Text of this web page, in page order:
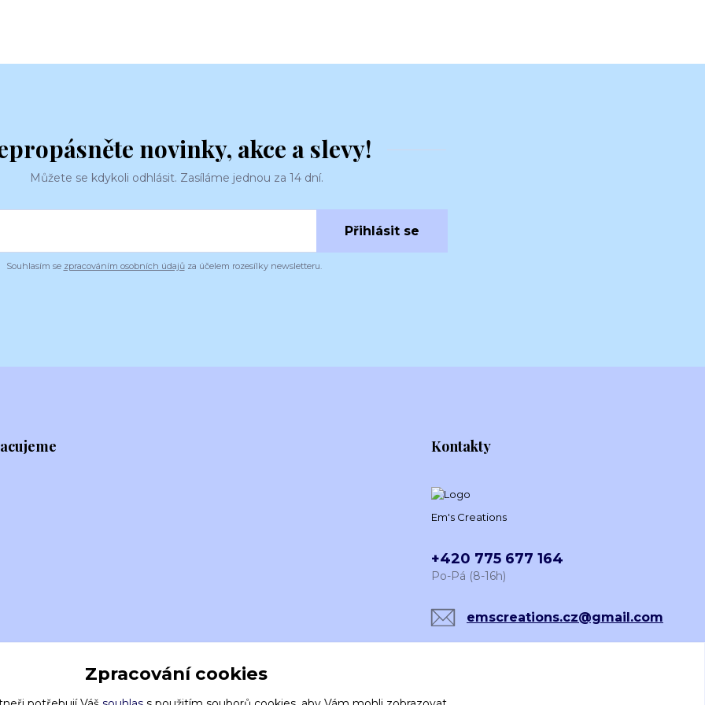
novinky, akce a slevy!
Můžete se kdykoli odhlásit. Zasíláme jednou za 14 dní.
Přihlásit se
Souhlasím se zpracováním osobních údajůza účelem rozesílky newsletteru.
Kontakty
Em's Creations
+420 775 677 164
Po-Pá (8-16h)
emscreations.cz@gmail.com
Zpracování cookies